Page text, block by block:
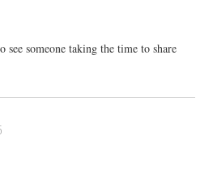
see someone taking the time to share